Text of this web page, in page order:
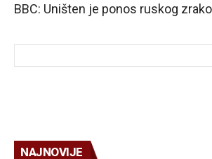
BBC: Uništen je ponos ruskog
NAJNOVIJE